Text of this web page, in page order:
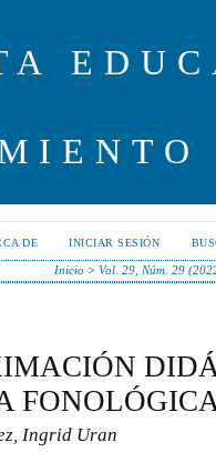
DE INICIAR SESIÓN
Inicio> Vol. 29, Núm. 29
Ingrid Uran